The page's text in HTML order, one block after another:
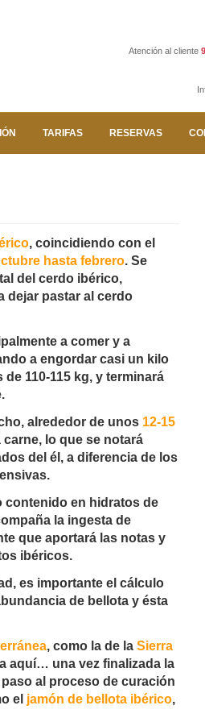
Atención al cliente
TARIFAS RESERVAS
, coincidiendo con el
hasta febrero. Se
del cerdo ibérico,
dejar pastar al cerdo
a comer y a
a engordar casi un kilo
110-115 kg, y terminará
alrededor de unos 12-15
carne, lo que se notará
del él, a diferencia de los
contenido en hidratos de
la ingesta de
que aportará las notas y
ibéricos.
es importante el cálculo
de bellota y ésta
, como la de la Sierra
aquí… una vez finalizada la
al proceso de curación
el jamón de bellota ibérico,